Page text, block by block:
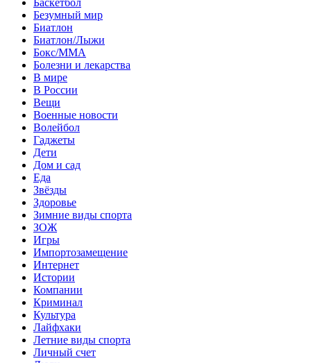
Безумный мир
Биатлон
Биатлон/Лыжи
Бокс/MMA
Болезни и лекарства
В мире
В России
Вещи
Военные новости
Волейбол
Гаджеты
Дети
Дом и сад
Еда
Звёзды
Здоровье
Зимние виды спорта
ЗОЖ
Игры
Импортозамещение
Интернет
Истории
Компании
Криминал
Культура
Лайфхаки
Летние виды спорта
Личный счет